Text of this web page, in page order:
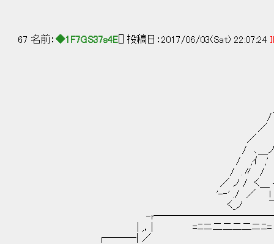
67 名前： ◆1F7GS37s4E [] 投稿日：2017/06/03(Sat) 22:07:24
/´ , -‐
／ /
／ l , -
/ ､＿ノ l'´ ､
/ ,ｲ ,' ,
/ .〃 / 八
／ ノ / く＿ イ.ｌ
'-‐' ./ ／ l /
く_ノ
-
| ,，| =ﾆニ二二二二ニﾆ
┌───| ／ ＼